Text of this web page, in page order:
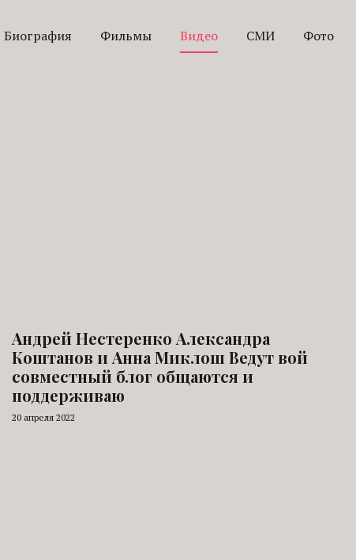
Биография Фильмы Видео СМИ Фото
Андрей Нестеренко Александра
Коштанов и Анна Миклош Ведут вой
совместный блог общаются и
поддерживаю
20 апреля 2022